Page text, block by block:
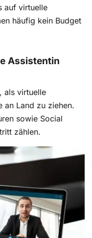
auf virtuelle
häufig kein Budget
Assistentin
als virtuelle
an Land zu ziehen.
sowie Social
zählen.